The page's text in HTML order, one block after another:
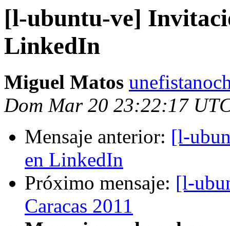
[l-ubuntu-ve]
LinkedIn
Miguel Matos
Dom Mar 20 23:22:17
Mensaje anterior: [l-
en LinkedIn
Próximo mensaje: [l-
Caracas 2011